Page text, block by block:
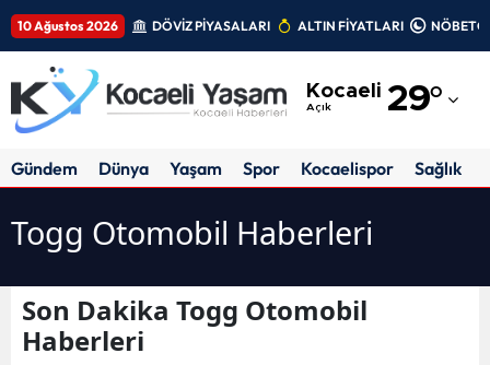
10 Ağustos 2026 DÖVİZ PİYASALARI ALTIN FİYATLARI
Kocaeli
Açık 29°
Adıyaman
Amasya
Ankara
Gündem Dünya Yaşam Spor Kocaelispor Sağlık
Togg Otomobil Haberleri
Son Dakika Togg Otomobil
Haberleri